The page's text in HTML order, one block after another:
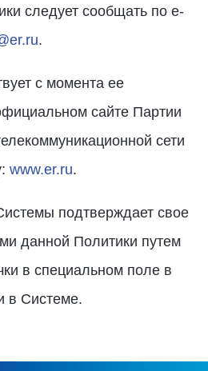
следует сообщать по e-
.
с момента ее
сайте Партии
сети
www.er.ru.
подтверждает свое
данной Политики путем
в специальном поле в
в Системе.